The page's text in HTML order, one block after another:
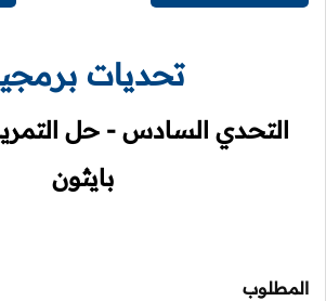
تحديات
التحدي السادس - حل
بايثون
المطلوب